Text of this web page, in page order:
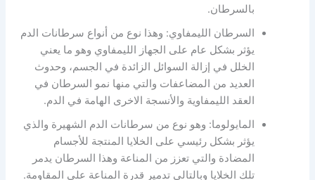
بالسرطان.
السرطان الليمفاوي: وهذا نوع من أنواع سرطانات الدم
يؤثر بشكل عام على الجهاز الليمفاوي وهو ما يعني
الخلل في إزالة السوائل الزائدة في الجسم، وحدوث
العديد من المضاعفات والتي منها نمو السرطان في
العقد الليمفاوية والأنسجة الاخرى الهامة في الدم.
المايولوما: وهو نوع من سرطانات الدم الشهيرة والذي
يؤثر بشكل رئيسي على الخلايا المنتجة للأجسام
المضادة والتي تعزز من المناعة وهذا السرطان يدمر
تلك الخلايا وبالتالي تدمير قدرة المناعة على المقاومة.